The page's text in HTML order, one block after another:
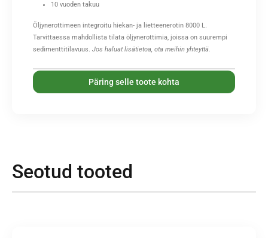
10 vuoden takuu
Öljynerottimeen integroitu hiekan- ja lietteenerotin 8000 L.
Tarvittaessa mahdollista tilata öljynerottimia, joissa on suurempi
sedimenttitilavuus. Jos haluat lisätietoa, ota meihin yhteyttä.
Päring selle toote kohta
Seotud tooted